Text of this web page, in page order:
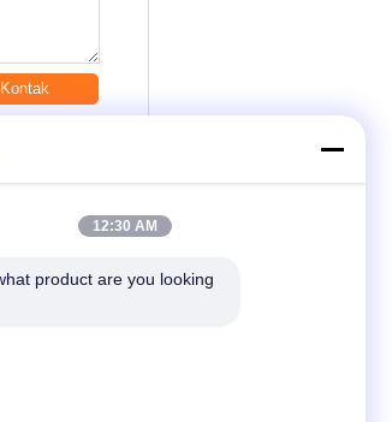
Kontak
13-40g/m2
Otomatis
Kotak
12:30 AM
product are you looking